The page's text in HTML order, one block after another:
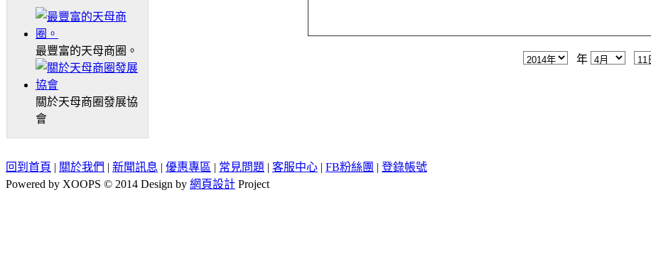
最豐富的天母商圈。
關於天母商圈發展協
會
年
回到首頁 | 關於我們 | 新聞訊息 | 優惠專區 | 常見問題 | 客服中心 | FB粉絲團 | 登錄帳號
Powered by XOOPS © 2014 Design by 網頁設計 Project